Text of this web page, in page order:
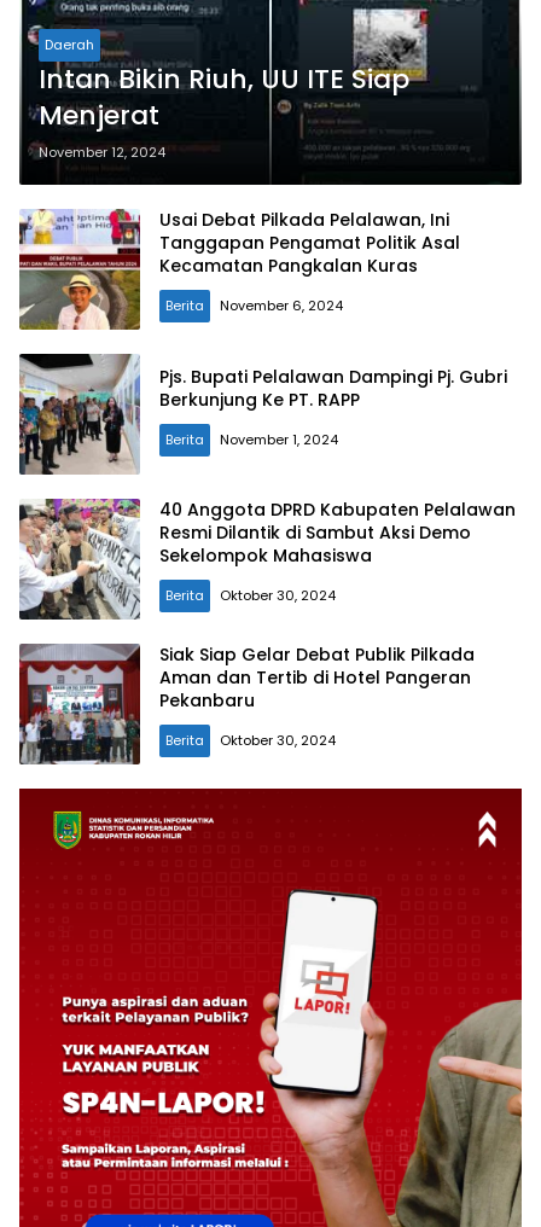
Daerah
Intan Bikin Riuh, UU ITE Siap
Menjerat
November 12, 2024
Usai Debat Pilkada Pelalawan, Ini
Tanggapan Pengamat Politik Asal
Kecamatan Pangkalan Kuras
Berita November 6, 2024
Pjs. Bupati Pelalawan Dampingi Pj. Gubri
Berkunjung Ke PT. RAPP
Berita November 1, 2024
40 Anggota DPRD Kabupaten Pelalawan
Resmi Dilantik di Sambut Aksi Demo
Sekelompok Mahasiswa
Berita Oktober 30, 2024
Siak Siap Gelar Debat Publik Pilkada
Aman dan Tertib di Hotel Pangeran
Pekanbaru
Berita Oktober 30, 2024